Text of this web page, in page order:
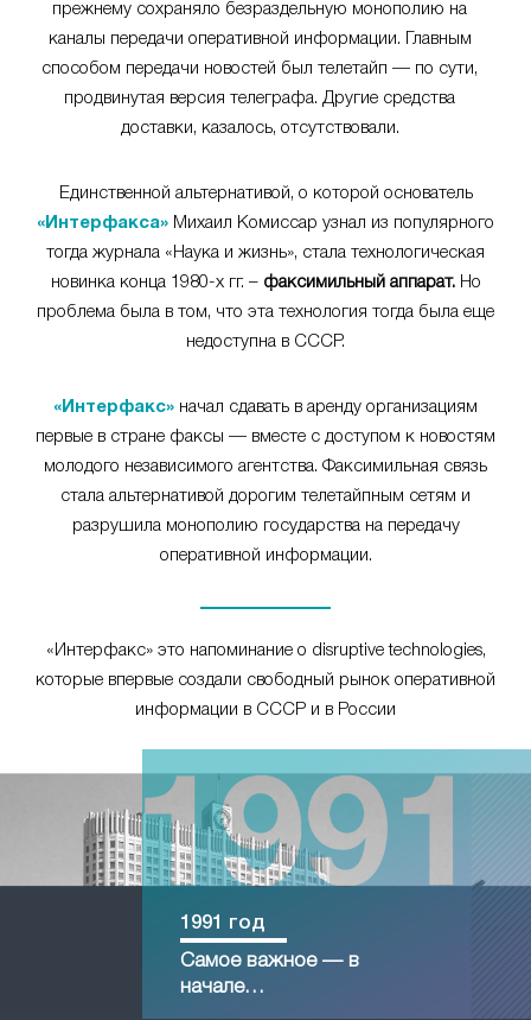
прежнему сохраняло безраздельную монополию на
каналы передачи оперативной информации. Главным
способом передачи новостей был телетайп — по сути,
продвинутая версия телеграфа. Другие средства
доставки, казалось, отсутствовали.
Единственной альтернативой, о которой основатель
«Интерфакса» Михаил Комиссар узнал из популярного
тогда журнала «Наука и жизнь», стала технологическая
новинка конца 1980-х гг. – факсимильный аппарат.Но
проблема была в том, что эта технология тогда была еще
недоступна в СССР.
«Интерфакс» начал сдавать в аренду организациям
первые в стране факсы — вместе с доступом к новостям
молодого независимого агентства. Факсимильная связь
стала альтернативой дорогим телетайпным сетям и
разрушила монополию государства на передачу
оперативной информации.
«Интерфакс» это напоминание о disruptive technologies,
которые впервые создали свободный рынок оперативной
информации в СССР и в России
1991 год
Самое важное — в
начале…